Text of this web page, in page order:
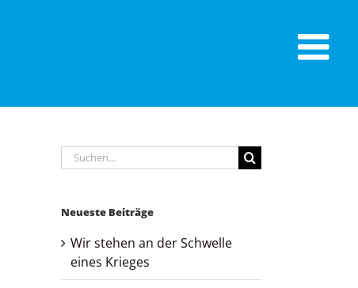
Suche
nach:
Neueste Beiträge
Wir stehen an der Schwelle
eines Krieges